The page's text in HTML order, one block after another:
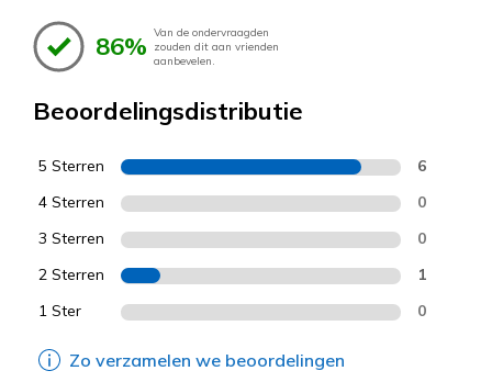
86% Van de ondervraagden
zouden dit aan vrienden
aanbevelen.
Beoordelingsdistributie
5 Sterren 6
4 Sterren 0
3 Sterren 0
2 Sterren 1
1 Ster 0
Zo verzamelen we beoordelingen